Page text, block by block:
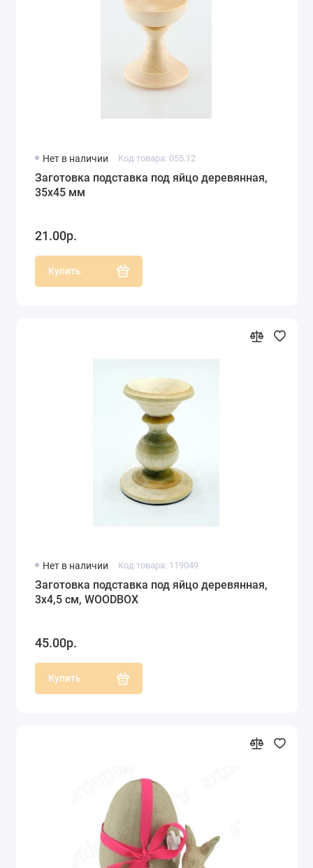
Нет в наличии Код товара: 055.12
Заготовка подставка под яйцо деревянная,
35х45 мм
21.00р.
Купить
Нет в наличии Код товара: 119049
Заготовка подставка под яйцо деревянная,
3х4,5 см, WOODBOX
45.00р.
Купить